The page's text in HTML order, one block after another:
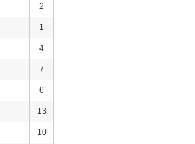
2
1
4
7
6
13
10